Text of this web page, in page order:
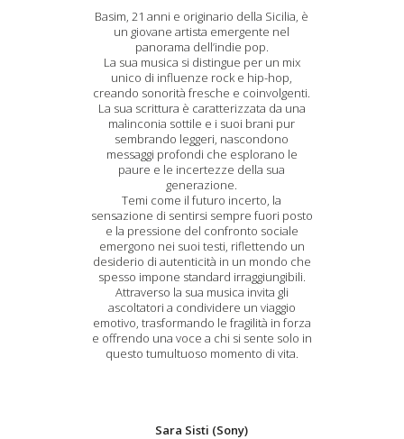
Basim, 21 anni e originario della Sicilia, è
un giovane artista emergente nel
panorama dell’indie pop.
La sua musica si distingue per un mix
unico di influenze rock e hip-hop,
creando sonorità fresche e coinvolgenti.
La sua scrittura è caratterizzata da una
malinconia sottile e i suoi brani pur
sembrando leggeri, nascondono
messaggi profondi che esplorano le
paure e le incertezze della sua
generazione.
Temi come il futuro incerto, la
sensazione di sentirsi sempre fuori posto
e la pressione del confronto sociale
emergono nei suoi testi, riflettendo un
desiderio di autenticità in un mondo che
spesso impone standard irraggiungibili.
Attraverso la sua musica invita gli
ascoltatori a condividere un viaggio
emotivo, trasformando le fragilità in forza
e offrendo una voce a chi si sente solo in
questo tumultuoso momento di vita.
Sara Sisti (Sony)